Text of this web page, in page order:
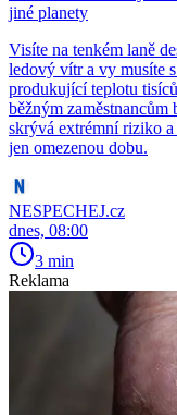
jiné planety
Visíte na tenkém laně
ledový vítr a vy musíte
produkující teplotu
běžným
skrývá extrémní riziko
jen omezenou dobu.
NESPECHEJ.cz
dnes, 08:00
3 min
Reklama